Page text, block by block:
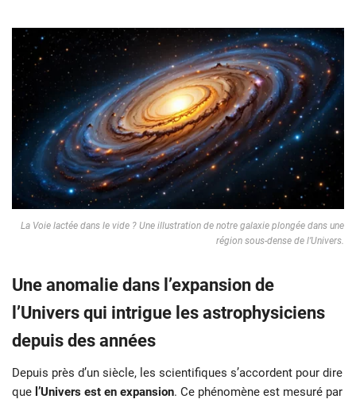
La Voie lactée dans le vide ? Une illustration de notre galaxie plongée dans une
région sous-dense de l’Univers.
Une anomalie dans l’expansion de
l’Univers qui intrigue les astrophysiciens
depuis des années
Depuis près d’un siècle, les scientifiques s’accordent pour dire
que l’Univers est en expansion. Ce phénomène est mesuré par